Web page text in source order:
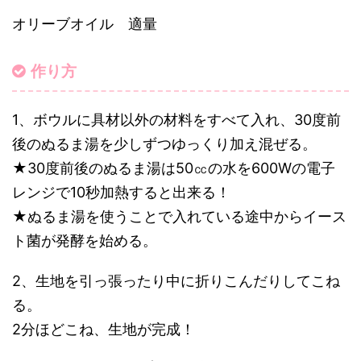
オリーブオイル 適量
作り方
1、ボウルに具材以外の材料をすべて入れ、30度前
後のぬるま湯を少しずつゆっくり加え混ぜる。
★30度前後のぬるま湯は50㏄の水を600Wの電子
レンジで10秒加熱すると出来る！
★ぬるま湯を使うことで入れている途中からイース
ト菌が発酵を始める。
2、生地を引っ張ったり中に折りこんだりしてこね
る。
2分ほどこね、生地が完成！